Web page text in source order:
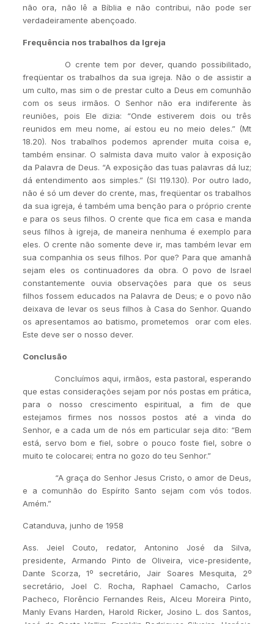
não ora, não lê a Bíblia e não contribui, não pode ser
verdadeiramente abençoado.
Frequência nos trabalhos da Igreja
O crente tem por dever, quando possibilitado,
freqüentar os trabalhos da sua igreja. Não o de assistir a
um culto, mas sim o de prestar culto a Deus em comunhão
com os seus irmãos. O Senhor não era indiferente às
reuniões, pois Ele dizia: “Onde estiverem dois ou três
reunidos em meu nome, aí estou eu no meio deles.” (Mt
18.20). Nos trabalhos podemos aprender muita coisa e,
também ensinar. O salmista dava muito valor à exposição
da Palavra de Deus. “A exposição das tuas palavras dá luz;
dá entendimento aos simples.” (Sl 119.130). Por outro lado,
não é só um dever do crente, mas, freqüentar os trabalhos
da sua igreja, é também uma benção para o próprio crente
e para os seus filhos. O crente que fica em casa e manda
seus filhos à igreja, de maneira nenhuma é exemplo para
eles. O crente não somente deve ir, mas também levar em
sua companhia os seus filhos. Por que? Para que amanhã
sejam eles os continuadores da obra. O povo de Israel
constantemente ouvia observações para que os seus
filhos fossem educados na Palavra de Deus; e o povo não
deixava de levar os seus filhos à Casa do Senhor. Quando
os apresentamos ao batismo, prometemos orar com eles.
Este deve ser o nosso dever.
Conclusão
Concluímos aqui, irmãos, esta pastoral, esperando
que estas considerações sejam por nós postas em prática,
para o nosso crescimento espiritual, a fim de que
estejamos firmes nos nossos postos até a vinda do
Senhor, e a cada um de nós em particular seja dito: “Bem
está, servo bom e fiel, sobre o pouco foste fiel, sobre o
muito te colocarei; entra no gozo do teu Senhor.”
“A graça do Senhor Jesus Cristo, o amor de Deus,
e a comunhão do Espírito Santo sejam com vós todos.
Amém.”
Catanduva, junho de 1958
Ass. Jeiel Couto, redator, Antonino José da Silva,
presidente, Armando Pinto de Oliveira, vice-presidente,
Dante Scorza, 1º secretário, Jair Soares Mesquita, 2º
secretário, Joel C. Rocha, Raphael Camacho, Carlos
Pacheco, Florêncio Fernandes Reis, Alceu Moreira Pinto,
Manly Evans Harden, Harold Ricker, Josino L. dos Santos,